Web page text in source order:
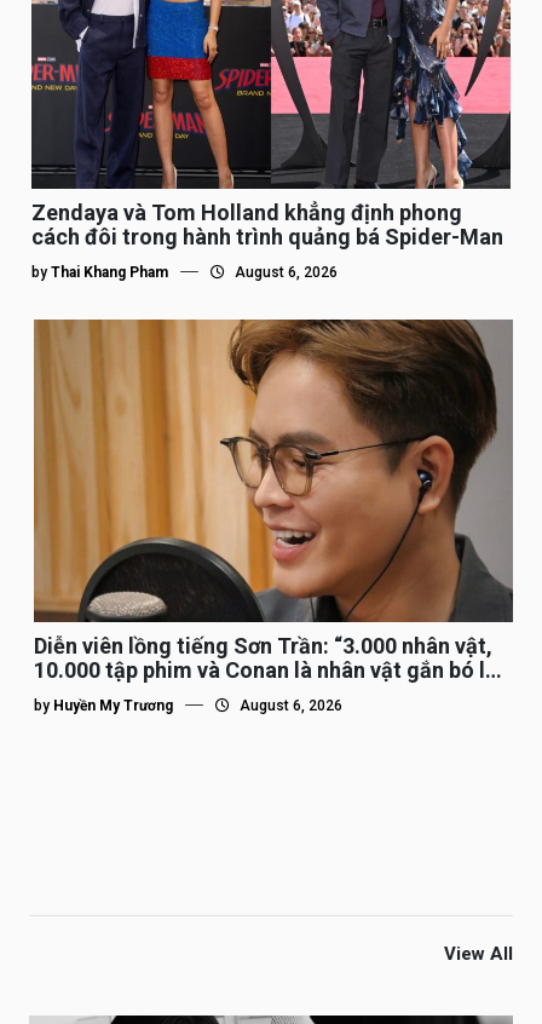
Zendaya và Tom Holland khẳng định phong
cách đôi trong hành trình quảng bá Spider-Man
by Thai Khang Pham August 6, 2026
Diễn viên lồng tiếng Sơn Trần: “3.000 nhân vật,
10.000 tập phim và Conan là nhân vật gắn bó lâu
nhất”
by Huyền My Trương August 6, 2026
View All